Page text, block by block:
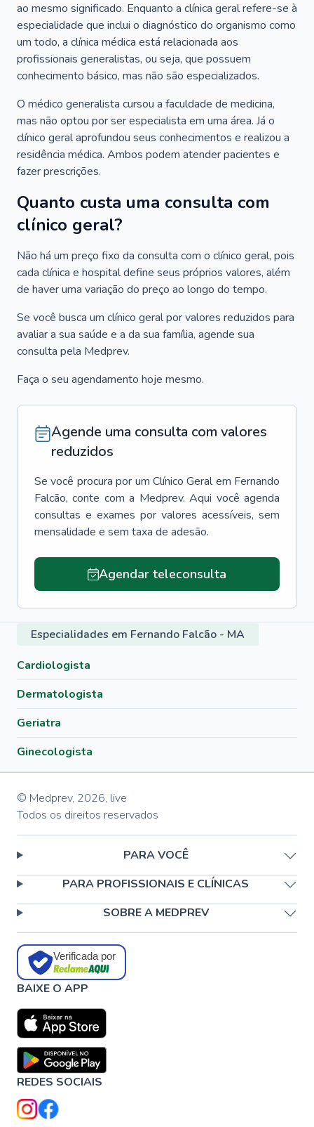
ao mesmo significado. Enquanto a clínica geral refere-se à
especialidade que inclui o diagnóstico do organismo como
um todo, a clínica médica está relacionada aos
profissionais generalistas, ou seja, que possuem
conhecimento básico, mas não são especializados.
O médico generalista cursou a faculdade de medicina,
mas não optou por ser especialista em uma área. Já o
clínico geral aprofundou seus conhecimentos e realizou a
residência médica. Ambos podem atender pacientes e
fazer prescrições.
Quanto custa uma consulta com
clínico geral?
Não há um preço fixo da consulta com o clínico geral, pois
cada clínica e hospital define seus próprios valores, além
de haver uma variação do preço ao longo do tempo.
Se você busca um clínico geral por valores reduzidos para
avaliar a sua saúde e a da sua família, agende sua
consulta pela Medprev.
Faça o seu agendamento hoje mesmo.
Agende uma consulta com valores
reduzidos
Se você procura por um Clínico Geral em Fernando
Falcão, conte com a Medprev. Aqui você agenda
consultas e exames por valores acessíveis, sem
mensalidade e sem taxa de adesão.
Agendar teleconsulta
Especialidades em Fernando Falcão - MA
Cardiologista
Dermatologista
Geriatra
Ginecologista
© Medprev, 2026, live
Todos os direitos reservados
PARA VOCÊ
PARA PROFISSIONAIS E CLÍNICAS
SOBRE A MEDPREV
Verificada por
BAIXE O APP
REDES SOCIAIS